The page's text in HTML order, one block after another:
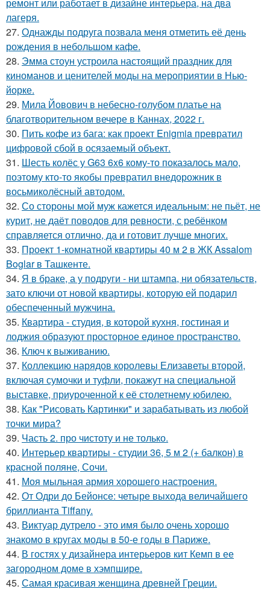
лагеря.
27. Однажды подруга позвала меня отметить её день
рождения в небольшом кафе.
28. Эмма стоун устроила настоящий праздник для
киноманов и ценителей моды на мероприятии в Нью-
йорке.
29. Мила Йовович в небесно-голубом платье на
благотворительном вечере в Каннах, 2022 г.
30. Пить кофе из бага: как проект Enigmia превратил
цифровой сбой в осязаемый объект.
31. Шесть колёс у G63 6x6 кому-то показалось мало,
поэтому кто-то якобы превратил внедорожник в
восьмиколёсный автодом.
32. Со стороны мой муж кажется идеальным: не пьёт, не
курит, не даёт поводов для ревности, с ребёнком
справляется отлично, да и готовит лучше многих.
33. Проект 1-комнатной квартиры 40 м 2 в ЖК Assalom
Boglar в Ташкенте.
34. Я в браке, а у подруги - ни штампа, ни обязательств,
зато ключи от новой квартиры, которую ей подарил
обеспеченный мужчина.
35. Квартира - студия, в которой кухня, гостиная и
лоджия образуют просторное единое пространство.
36. Ключ к выживанию.
37. Коллекцию нарядов королевы Елизаветы второй,
включая сумочки и туфли, покажут на специальной
выставке, приуроченной к её столетнему юбилею.
38. Как "Рисовать Картинки" и зарабатывать из любой
точки мира?
39. Часть 2. про чистоту и не только.
40. Интерьер квартиры - студии 36, 5 м 2 (+ балкон) в
красной поляне, Сочи.
41. Моя мыльная армия хорошего настроения.
42. От Одри до Бейонсе: четыре выхода величайшего
бриллианта Tiffany.
43. Виктуар дутрело - это имя было очень хорошо
знакомо в кругах моды в 50-е годы в Париже.
44. В гостях у дизайнера интерьеров кит Кемп в ее
загородном доме в хэмпшире.
45. Самая красивая женщина древней Греции.